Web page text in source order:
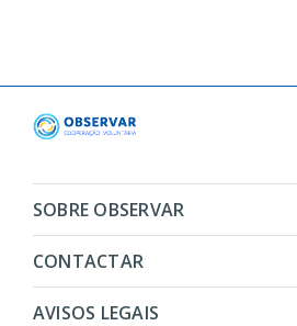
SOBRE OBSERVAR
CONTACTAR
AVISOS LEGAIS